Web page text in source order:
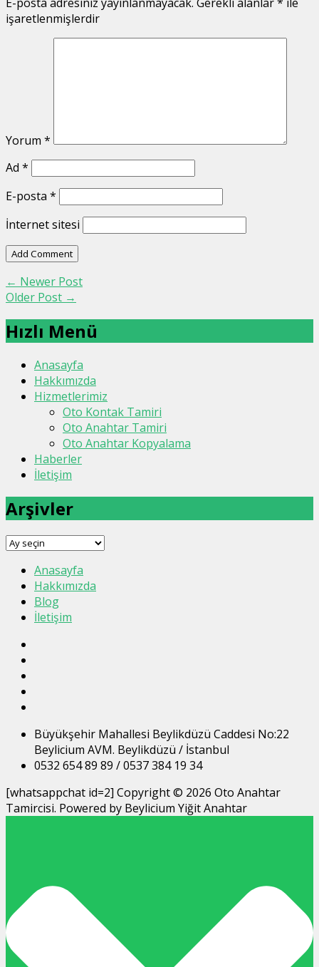
işaretlenmişlerdir
Yorum *
Ad *
E-posta *
İnternet sitesi
← Newer Post
Older Post →
Hızlı Menü
Anasayfa
Hakkımızda
Hizmetlerimiz
Oto Kontak Tamiri
Oto Anahtar Tamiri
Oto Anahtar Kopyalama
Haberler
İletişim
Arşivler
Arşivler
Anasayfa
Hakkımızda
Blog
İletişim
Büyükşehir Mahallesi Beylikdüzü Caddesi No:22
Beylicium AVM. Beylikdüzü / İstanbul
0532 654 89 89 / 0537 384 19 34
[whatsappchat id=2] Copyright © 2026 Oto Anahtar
Tamircisi. Powered by Beylicium Yiğit Anahtar